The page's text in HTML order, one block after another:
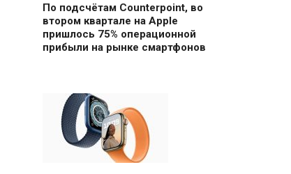
По подсчётам Counterpoint, во
втором квартале на Apple
пришлось 75% операционной
прибыли на рынке смартфонов